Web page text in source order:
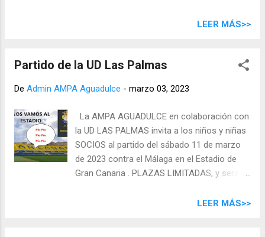
Presidencia: Araceli Ravelo Ramírez Vicepresidencia: Mari
Sani Inga Carmen Vidina Montenegro Mesa Cristina Ojeda
asamblea del 17 de marzo (a las 16.00h en primera
convocatoria y a las 16.30h en segunda, por
videoconferencia, el enlace se notificará ese mismo día) se
votarán los integrantes finales de la junta directiva.
LEER MÁS>>
Partido de la UD Las Palmas
De Admin AMPA Aguadulce - marzo 03, 2023
La AMPA AGUADULCE en colaboración con
la UD LAS PALMAS invita a los niños y niñas
SOCIOS al partido del sábado 11 de marzo
de 2023 contra el Málaga en el Estadio de
Gran Canaria . PLAZAS LIMITADAS, y serán
para lo cual deben de enviar un correo
LEER MÁS>>